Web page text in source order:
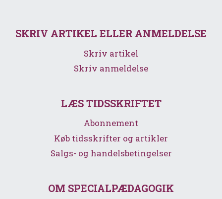
SKRIV ARTIKEL ELLER ANMELDELSE
Skriv artikel
Skriv anmeldelse
LÆS TIDSSKRIFTET
Abonnement
Køb tidsskrifter og artikler
Salgs- og handelsbetingelser
OM SPECIALPÆDAGOGIK